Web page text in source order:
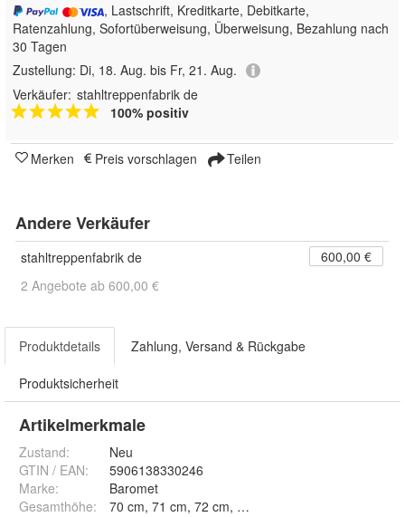
, Lastschrift, Kreditkarte, Debitkarte,
Ratenzahlung, Sofortüberweisung, Überweisung, Bezahlung nach
30 Tagen
Zustellung: Di, 18. Aug. bis Fr, 21. Aug.
Verkäufer: stahltreppenfabrik de
100% positiv
Merken Preis vorschlagen Teilen
Andere Verkäufer
stahltreppenfabrik de
600,00 €
2 Angebote ab 600,00 €
Produktdetails Zahlung, Versand & Rückgabe
Produktsicherheit
Artikelmerkmale
Zustand:
Neu
GTIN / EAN:
5906138330246
Marke:
Baromet
Gesamthöhe: